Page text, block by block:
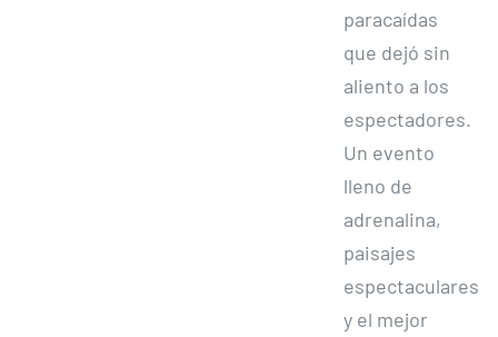
paracaídas
que dejó sin
aliento a los
espectadores.
Un evento
lleno de
adrenalina,
paisajes
espectaculares
y el mejor